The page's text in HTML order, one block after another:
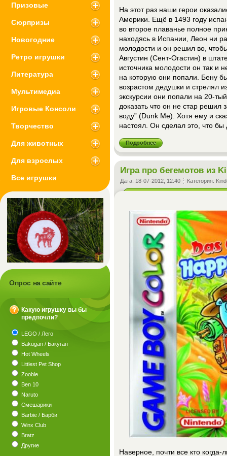
На этот раз наши герои
Америки. Ещё в 1493 году
во второе плаванье полное
находясь в Испании, Леон ни
молодости и он решил во,
Августин (Сент-Огастин) в
источника молодости он так и
на которую они попали. Бену
возрастом дедушки и стрелял
экскурсии они попали на 20-
доказать что он не стар решил
воду” (Dunk Me). Хотя ему и
настоял. Он сделал это, что бы
Подробнее
Игра про бегемотов из
Дата: 18-07-2012, 12:40 Категория:
Наверное, почти все кто
Призовые
Сюрпризы
Новогодние
Ретро игрушки
Литература
Мультимедиа
Игровые Консоли
Творчество
Для животных
Для взрослых
Все игрушки
Опрос на сайте
Какую игрушку вы бы
предпочли?
LEGO / Лего
Bakugan / Бакуган
Hot Wheels
Littlest Pet Shop
Zooble
Ben 10
Naruto
Смешарики
Barbie / Барби
Winx Club
Bratz
Другие